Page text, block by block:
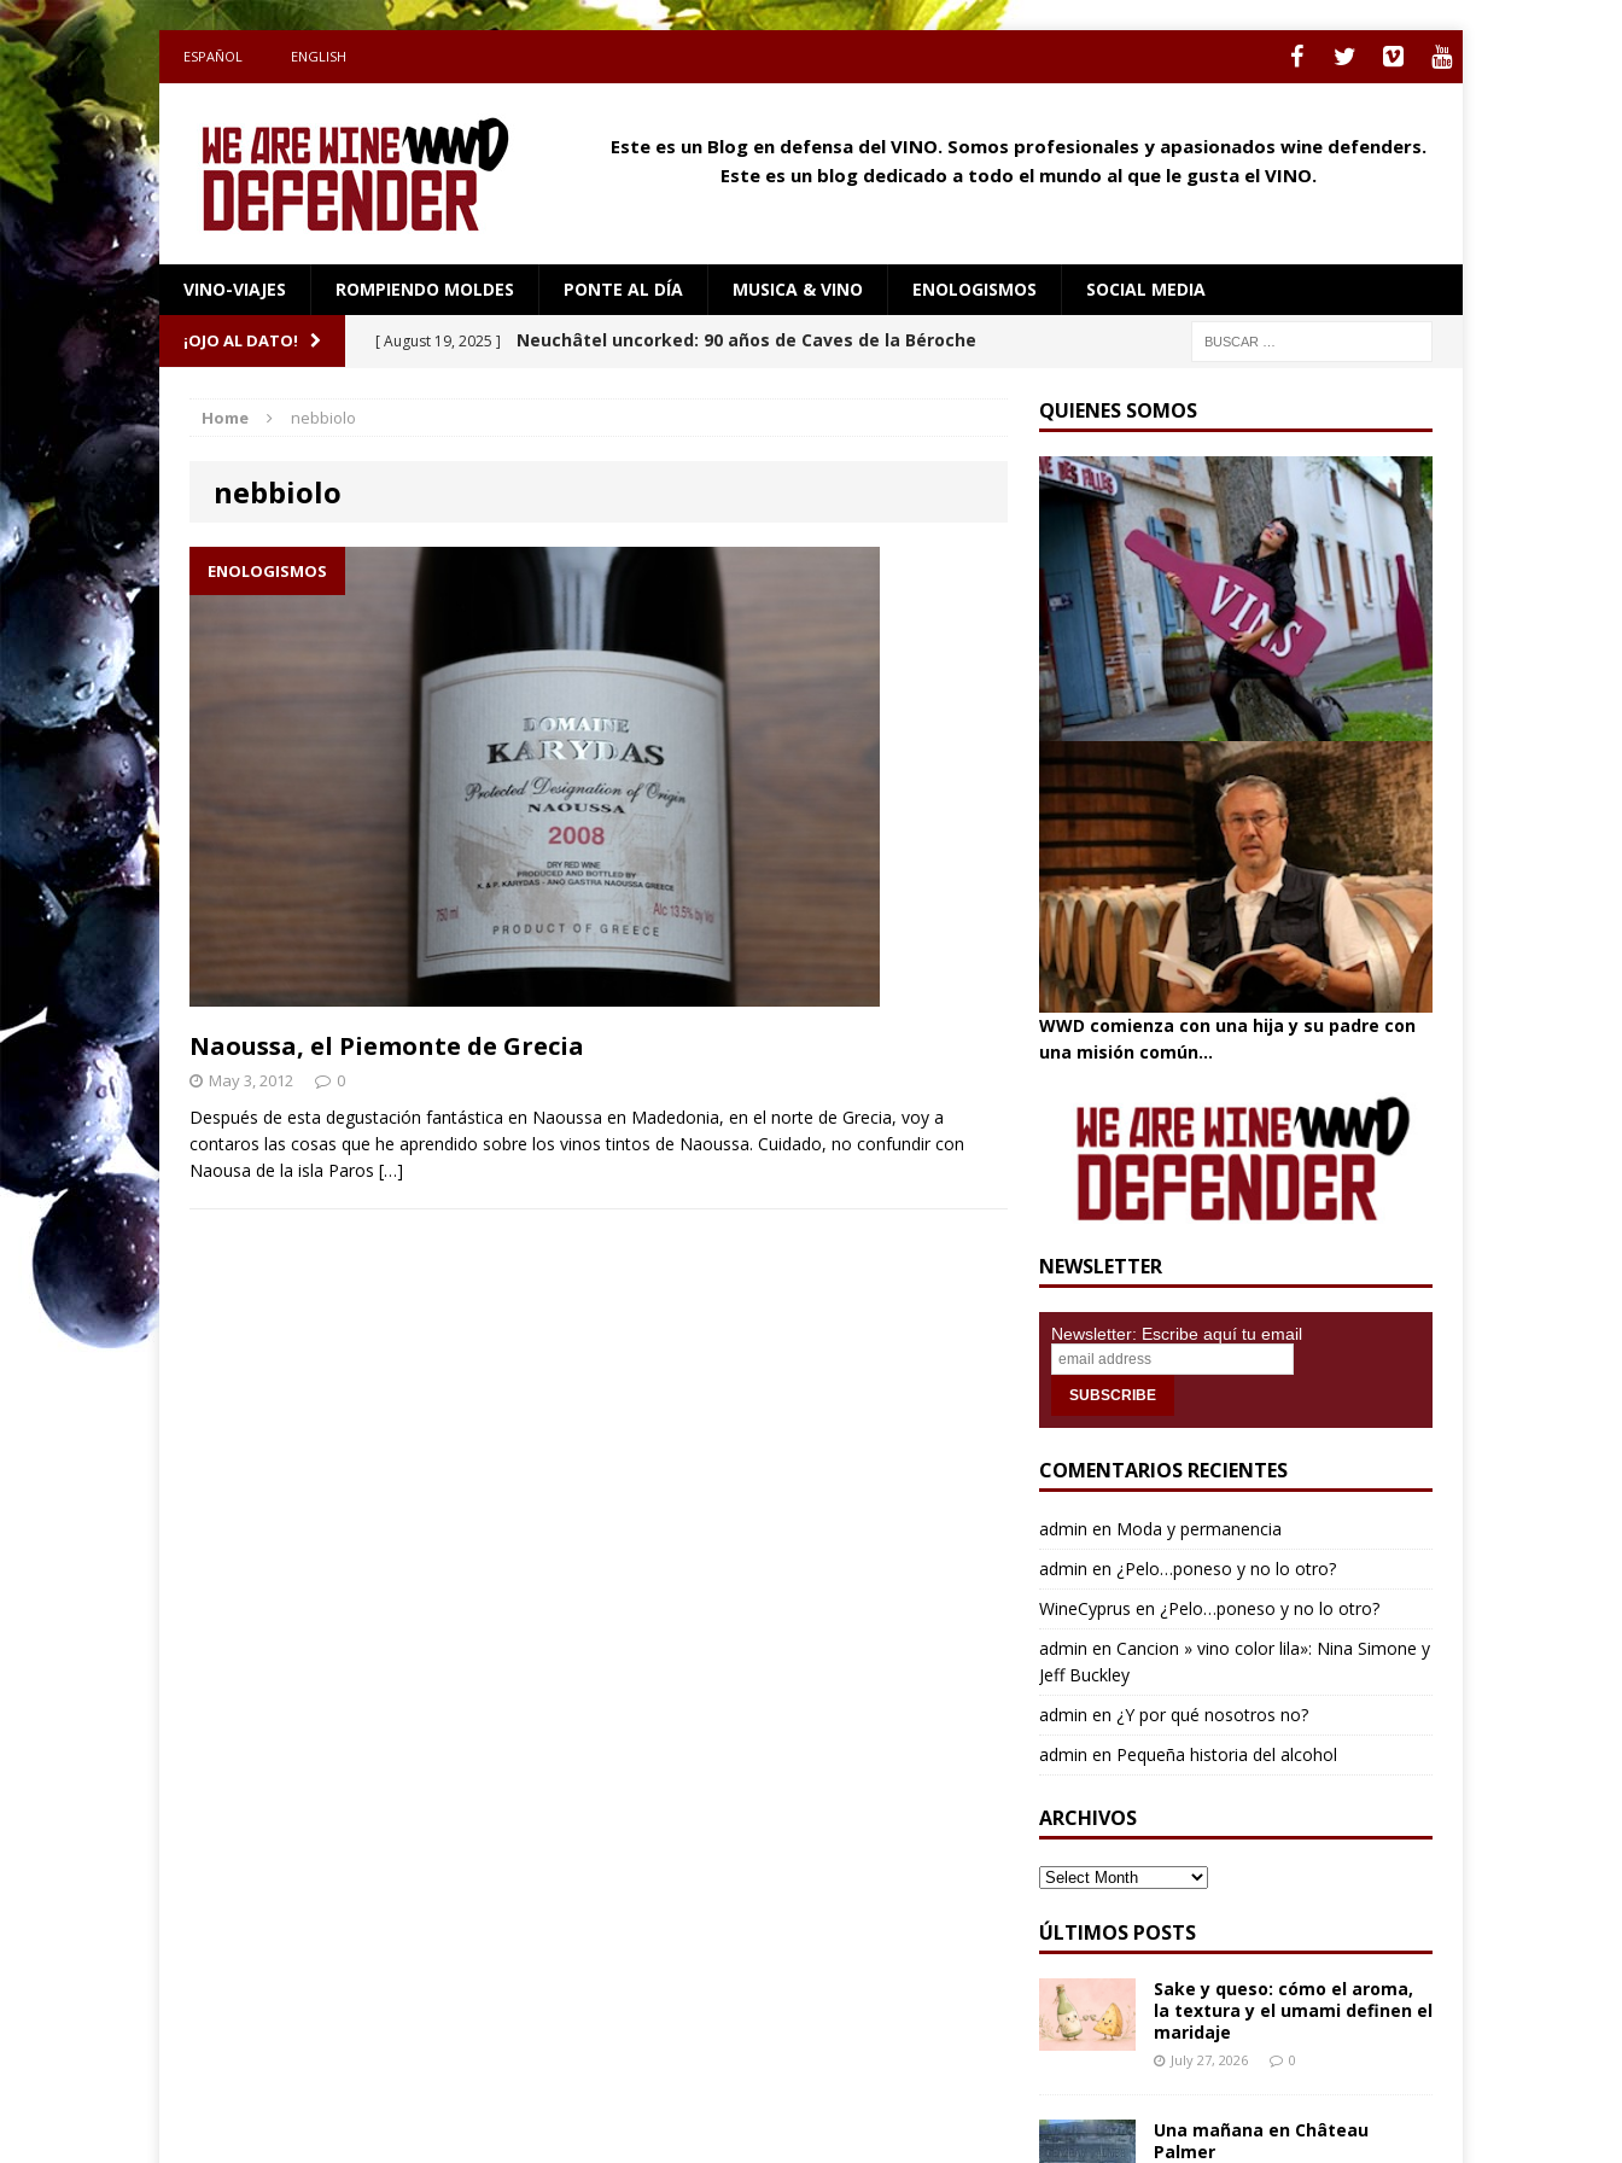
ESPAÑOL ENGLISH
Este es un Blog en defensa del VINO. Somos profesionales y apasionados wine defenders.
Este es un blog dedicado a todo el mundo al que le gusta el VINO.
VINO-VIAJES ROMPIENDO MOLDES PONTE AL DÍA MUSICA & VINO ENOLOGISMOS SOCIAL MEDIA
¡OJO AL DATO! [ July 27, 2026 ] Sake y queso: cómo el aroma, la textura y el umami
caliza escribe el vino ENOLOGISMOS
Swiss Wines, Arte & Paolo Basso en Zürich
[ August 19, 2025 ] Neuchâtel uncorked: 90 años de Caves de la Béroche
– ¡90 años y brindando! ENOLOGISMOS
Home nebbiolo
nebbiolo
ENOLOGISMOS
Naoussa, el Piemonte de Grecia
May 3, 2012 0
Después de esta degustación fantástica en Naoussa en Madedonia, en el norte de Grecia, voy a
contaros las cosas que he aprendido sobre los vinos tintos de Naoussa. Cuidado, no confundir con
Naousa de la isla Paros […]
QUIENES SOMOS
WWD comienza con una hija y su padre con
una misión común...
NEWSLETTER
Newsletter: Escribe aquí tu email
COMENTARIOS RECIENTES
admin en Moda y permanencia
admin en ¿Pelo…poneso y no lo otro?
WineCyprus en ¿Pelo…poneso y no lo otro?
admin en Cancion » vino color lila»: Nina Simone y
Jeff Buckley
admin en ¿Y por qué nosotros no?
admin en Pequeña historia del alcohol
ARCHIVOS
ARCHIVOS
ÚLTIMOS POSTS
Sake y queso: cómo el aroma,
la textura y el umami definen el
maridaje
July 27, 2026 0
Una mañana en Château
Palmer